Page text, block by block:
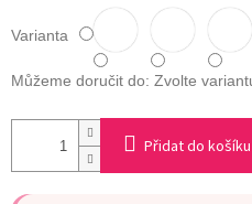
Varianta
Můžeme doručit do: Zvolte
Přidat do košíku